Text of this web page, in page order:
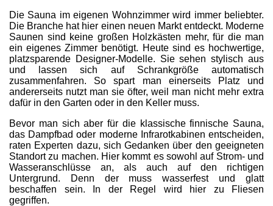
Die Sauna im eigenen Wohnzimmer wird immer beliebter.
Die Branche hat hier einen neuen Markt entdeckt. Moderne
Saunen sind keine großen Holzkästen mehr, für die man
ein eigenes Zimmer benötigt. Heute sind es hochwertige,
platzsparende Designer-Modelle. Sie sehen stylisch aus
und lassen sich auf Schrankgröße automatisch
zusammenfahren. So spart man einerseits Platz und
andererseits nutzt man sie öfter, weil man nicht mehr extra
dafür in den Garten oder in den Keller muss.
Bevor man sich aber für die klassische finnische Sauna,
das Dampfbad oder moderne Infrarotkabinen entscheiden,
raten Experten dazu, sich Gedanken über den geeigneten
Standort zu machen. Hier kommt es sowohl auf Strom- und
Wasseranschlüsse an, als auch auf den richtigen
Untergrund. Denn der muss wasserfest und glatt
beschaffen sein. In der Regel wird hier zu Fliesen
gegriffen.